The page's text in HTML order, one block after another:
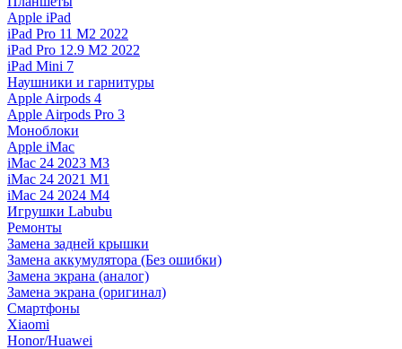
Apple iPad
iPad Pro 11 M2 2022
iPad Pro 12.9 M2 2022
iPad Mini 7
Наушники и гарнитуры
Apple Airpods 4
Apple Airpods Pro 3
Моноблоки
Apple iMac
iMac 24 2023 M3
iMac 24 2021 M1
iMac 24 2024 M4
Игрушки Labubu
Ремонты
Замена задней крышки
Замена аккумулятора (Без ошибки)
Замена экрана (аналог)
Замена экрана (оригинал)
Смартфоны
Xiaomi
Honor/Huawei